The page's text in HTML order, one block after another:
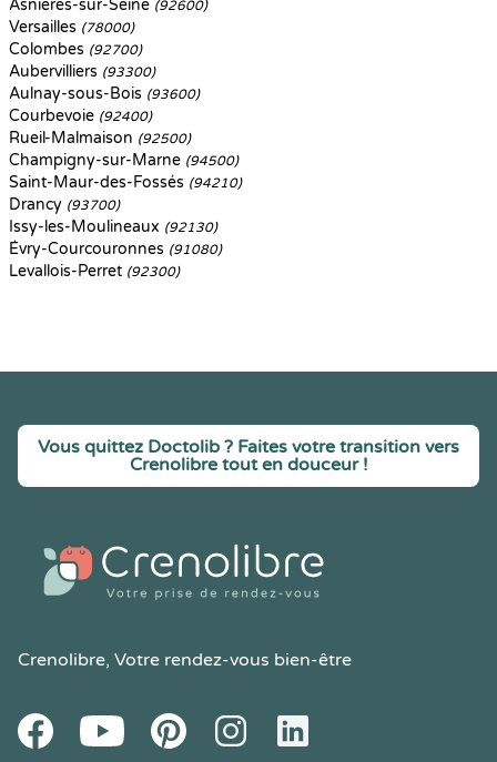
Asnières-sur-Seine (92600)
Versailles (78000)
Colombes (92700)
Aubervilliers (93300)
Aulnay-sous-Bois (93600)
Courbevoie (92400)
Rueil-Malmaison (92500)
Champigny-sur-Marne (94500)
Saint-Maur-des-Fossés (94210)
Drancy (93700)
Issy-les-Moulineaux (92130)
Évry-Courcouronnes (91080)
Levallois-Perret (92300)
Vous quittez Doctolib ? Faites votre transition vers
Crenolibre tout en douceur !
Crenolibre, Votre rendez-vous bien-être
FacebookYoutube PinteresetInstagramLinkedIn